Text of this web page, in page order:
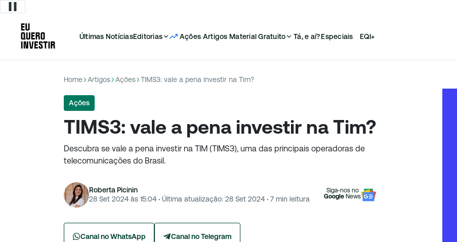
Últimas NotíciasEditorias Ações Artigos Material Gratuito Tá, e aí?Especiais EQI+
Home Artigos Ações TIMS3: vale a pena investir na Tim?
Ações
TIMS3: vale a pena investir na Tim?
Descubra se vale a pena investir na TIM (TIMS3), uma das principais operadoras de
telecomunicações do Brasil.
Roberta Picinin
28 Set 2024 às 15:04 · Última atualização: 28 Set 2024 · 7 min leitura
Siga-nos no
Google News
Canal no WhatsApp Canal no Telegram